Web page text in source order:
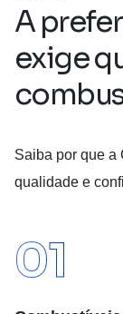
A prefer
exigeq
combu
Saiba por que a
qualidade e
01